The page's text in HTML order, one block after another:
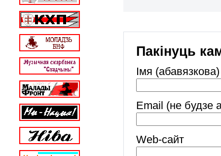
Пакінуць
Імя (абавязкова)
Email (не будзе
Web-cайт